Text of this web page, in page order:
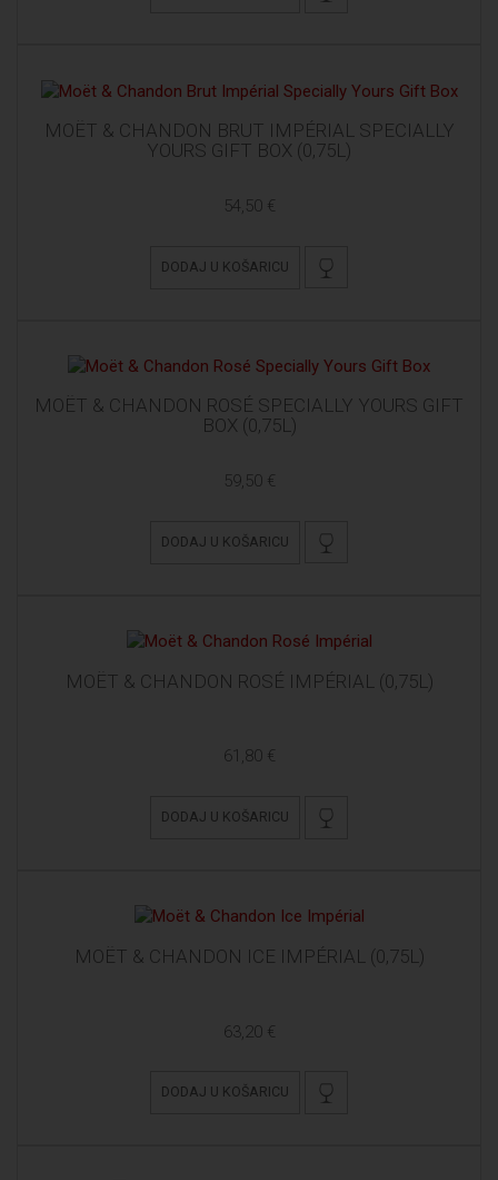
MOËT & CHANDON BRUT IMPÉRIAL SPECIALLY
YOURS GIFT BOX (0,75L)
54,50 €
DODAJ U KOŠARICU
MOËT & CHANDON ROSÉ SPECIALLY YOURS GIFT
BOX (0,75L)
59,50 €
DODAJ U KOŠARICU
MOËT & CHANDON ROSÉ IMPÉRIAL (0,75L)
61,80 €
DODAJ U KOŠARICU
MOËT & CHANDON ICE IMPÉRIAL (0,75L)
63,20 €
DODAJ U KOŠARICU